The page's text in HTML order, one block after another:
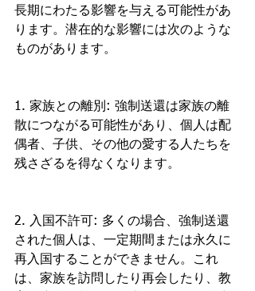
長期にわたる影響を与える可能性があ
ります。潜在的な影響には次のような
ものがあります。
1. 家族との離別: 強制送還は家族の離
散につながる可能性があり、個人は配
偶者、子供、その他の愛する人たちを
残さざるを得なくなります。
2. 入国不許可: 多くの場合、強制送還
された個人は、一定期間または永久に
再入国することができません。これ
は、家族を訪問したり再会したり、教